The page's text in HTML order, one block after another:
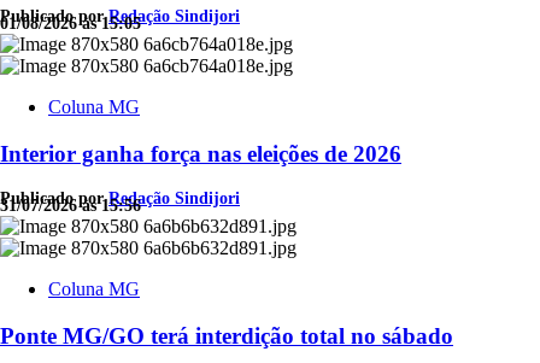
Publicado porRedação Sindijori
01/08/2026 às 15:05
Coluna MG
Interior ganha força nas eleições de 2026
Publicado porRedação Sindijori
31/07/2026 às 15:56
Coluna MG
Ponte MG/GO terá interdição total no sábado